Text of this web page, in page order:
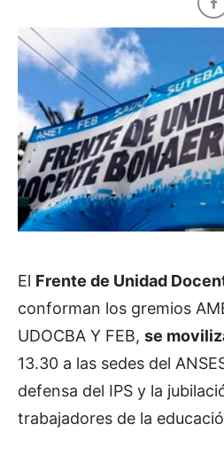
El Frente de Unidad
conforman los gremios
UDOCBA Y FEB, se
13.30 a las sedes del
defensa del IPS y la
trabajadores de la